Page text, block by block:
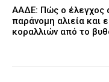
ΑΑΔΕ: Πώς ο έλεγχος
παράνομη αλιεία και
κοραλλιών από το